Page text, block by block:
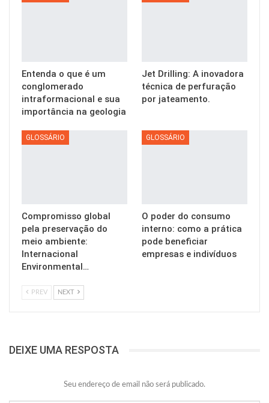
Entenda o que é um
conglomerado
intraformacional e sua
importância na geologia
Jet Drilling: A inovadora
técnica de perfuração
por jateamento.
GLOSSÁRIO
Compromisso global
pela preservação do
meio ambiente:
Internacional
Environmental…
GLOSSÁRIO
O poder do consumo
interno: como a prática
pode beneficiar
empresas e indivíduos
PREV NEXT
DEIXE UMA RESPOSTA
Seu endereço de email não será publicado.